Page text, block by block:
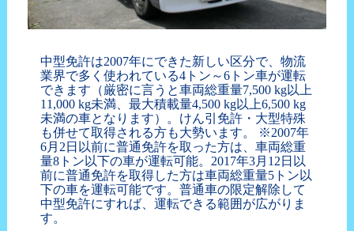
中型免許は2007年にできた新しい区分で、物流
業界で多く使われている4トン～6トン車が運転
できます（厳密に言うと車両総重量7,500 kg以上
11,000 kg未満、最大積載量4,500 kg以上6,500 kg
未満の車となります）。けん引免許・大型特殊
も併せて取得される方も大勢います。 ※2007年
6月2日以前に普通免許を取った方は、車両総重
量8トン以下の車が運転可能。2017年3月12日以
前に普通免許を取得した方は車両総重量5トン以
下の車を運転可能です。普通車の限定解除して
中型免許にすれば、運転できる範囲が広がりま
す。